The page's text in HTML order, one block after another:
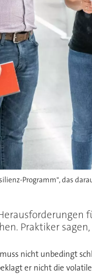
Programm", das
Praktiker
nicht unbedingt
er nicht die